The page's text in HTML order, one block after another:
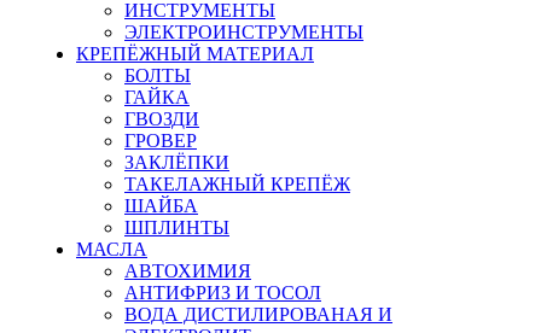
ИНСТРУМЕНТЫ
ЭЛЕКТРОИНСТРУМЕНТЫ
КРЕПЁЖНЫЙ МАТЕРИАЛ
БОЛТЫ
ГАЙКА
ГВОЗДИ
ГРОВЕР
ЗАКЛЁПКИ
ТАКЕЛАЖНЫЙ КРЕПЁЖ
ШАЙБА
ШПЛИНТЫ
МАСЛА
АВТОХИМИЯ
АНТИФРИЗ И ТОСОЛ
ВОДА ДИСТИЛИРОВАНАЯ И